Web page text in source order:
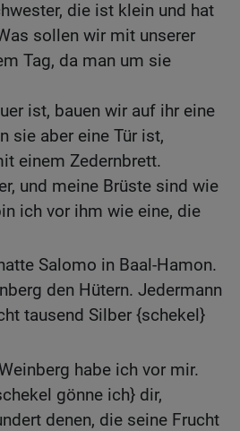
die ist klein und hat
sollen wir mit unserer
Tag, da man um sie
ist, bauen wir auf ihr eine
sie aber eine Tür ist,
einem Zedernbrett.
und meine Brüste sind wie
ich vor ihm wie eine, die
Salomo in Baal-Hamon.
den Hütern. Jedermann
tausend Silber {schekel}
habe ich vor mir.
gönne ich} dir,
denen, die seine Frucht